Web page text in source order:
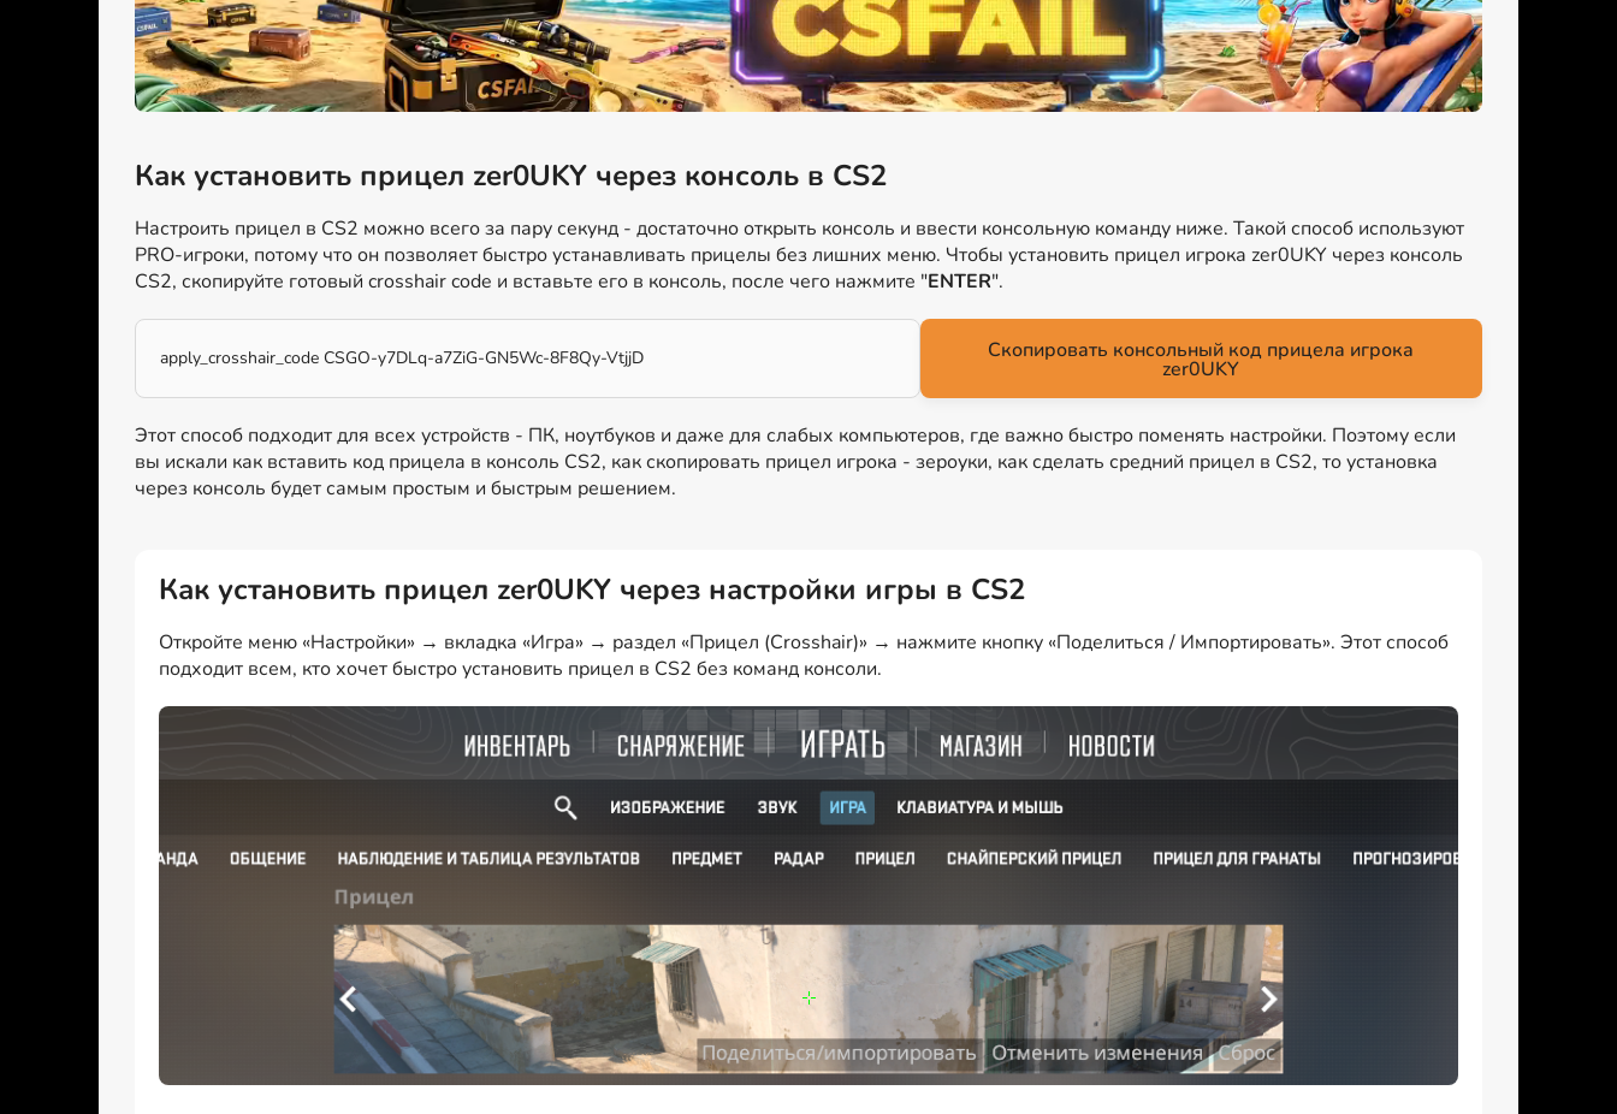
Как установить прицел zer0UKY через консоль в CS2
Настроить прицел в CS2 можно всего за пару секунд - достаточно открыть консоль и ввести консольную команду ниже. Такой способ используют
PRO-игроки, потому что он позволяет быстро устанавливать прицелы без лишних меню. Чтобы установить прицел игрока zer0UKY через консоль
CS2, скопируйте готовый crosshair code и вставьте его в консоль, после чего нажмите "ENTER".
apply_crosshair_code CSGO-y7DLq-a7ZiG-GN5Wc-8F8Qy-VtjjD Скопировать консольный код прицела игрока
zer0UKY
Этот способ подходит для всех устройств - ПК, ноутбуков и даже для слабых компьютеров, где важно быстро поменять настройки. Поэтому если
вы искали как вставить код прицела в консоль CS2, как скопировать прицел игрока - зероуки, как сделать средний прицел в CS2, то установка
через консоль будет самым простым и быстрым решением.
Как установить прицел zer0UKY через настройки игры в CS2
Откройте меню «Настройки» → вкладка «Игра» → раздел «Прицел (Crosshair)» → нажмите кнопку «Поделиться / Импортировать». Этот способ
подходит всем, кто хочет быстро установить прицел в CS2 без команд консоли.